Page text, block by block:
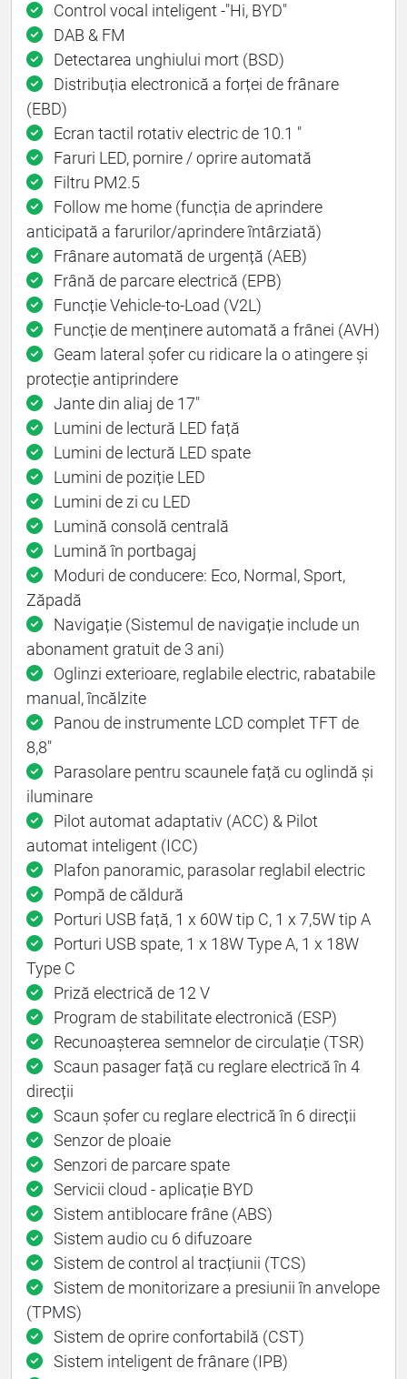
Control vocal inteligent -"Hi, BYD"
DAB & FM
Detectarea unghiului mort (BSD)
Distribuția electronică a forței de frânare
(EBD)
Ecran tactil rotativ electric de 10.1 "
Faruri LED, pornire / oprire automată
Filtru PM2.5
Follow me home (funcția de aprindere
anticipată a farurilor/aprindere întârziată)
Frânare automată de urgență (AEB)
Frână de parcare electrică (EPB)
Funcție Vehicle-to-Load (V2L)
Funcție de menținere automată a frânei (AVH)
Geam lateral șofer cu ridicare la o atingere și
protecție antiprindere
Jante din aliaj de 17"
Lumini de lectură LED față
Lumini de lectură LED spate
Lumini de poziție LED
Lumini de zi cu LED
Lumină consolă centrală
Lumină în portbagaj
Moduri de conducere: Eco, Normal, Sport,
Zăpadă
Navigație (Sistemul de navigație include un
abonament gratuit de 3 ani)
Oglinzi exterioare, reglabile electric, rabatabile
manual, încălzite
Panou de instrumente LCD complet TFT de
8,8"
Parasolare pentru scaunele față cu oglindă și
iluminare
Pilot automat adaptativ (ACC) & Pilot
automat inteligent (ICC)
Plafon panoramic, parasolar reglabil electric
Pompă de căldură
Porturi USB față, 1 x 60W tip C, 1 x 7,5W tip A
Porturi USB spate, 1 x 18W Type A, 1 x 18W
Type C
Priză electrică de 12 V
Program de stabilitate electronică (ESP)
Recunoașterea semnelor de circulație (TSR)
Scaun pasager față cu reglare electrică în 4
direcții
Scaun șofer cu reglare electrică în 6 direcții
Senzor de ploaie
Senzori de parcare spate
Servicii cloud - aplicație BYD
Sistem antiblocare frâne (ABS)
Sistem audio cu 6 difuzoare
Sistem de control al tracțiunii (TCS)
Sistem de monitorizare a presiunii în anvelope
(TPMS)
Sistem de oprire confortabilă (CST)
Sistem inteligent de frânare (IPB)